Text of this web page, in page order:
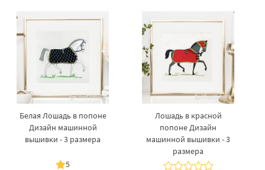
Белая Лошадь в попоне
Дизайн машинной
вышивки - 3 размера
5
Лошадь в красной
попоне Дизайн
машинной вышивки - 3
размера